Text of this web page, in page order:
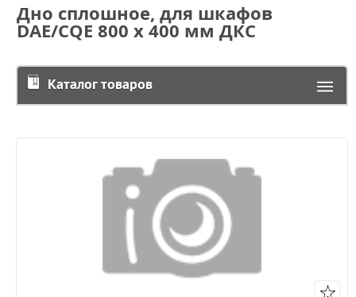
Дно сплошное, для шкафов
DAE/CQE 800 x 400 мм ДКС
Каталог товаров